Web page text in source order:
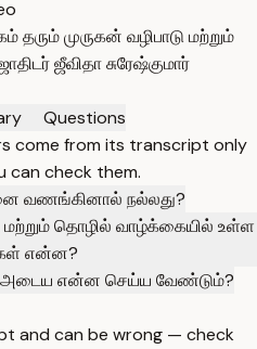
தரும் முருகன் வழிபாடு மற்றும்
ஜீவிதா சுரேஷ்குமார்
Questions
come from its transcript only
can check them.
வணங்கினால் நல்லது?
மற்றும் தொழில் வாழ்க்கையில் உள்ள
என்ன?
அடைய என்ன செய்ய வேண்டும்?
and can be wrong — check